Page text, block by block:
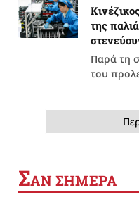
της
Παρά τη
του
ΣΑΝ ΣΗΜΕΡΑ